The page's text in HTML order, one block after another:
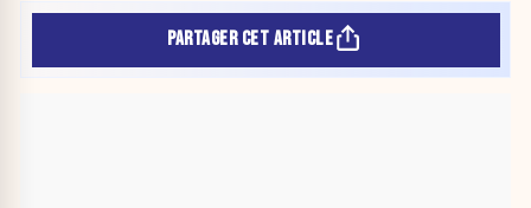
PARTAGER CET ARTICLE